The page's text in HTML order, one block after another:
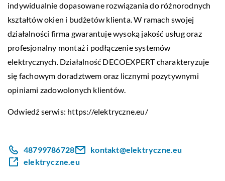
indywidualnie dopasowane rozwiązania do różnorodnych
kształtów okien i budżetów klienta. W ramach swojej
działalności firma gwarantuje wysoką jakość usług oraz
profesjonalny montaż i podłączenie systemów
elektrycznych. Działalność DECOEXPERT charakteryzuje
się fachowym doradztwem oraz licznymi pozytywnymi
opiniami zadowolonych klientów.
Odwiedź serwis: https://elektryczne.eu/
48799786728
kontakt@elektryczne.eu
elektryczne.eu